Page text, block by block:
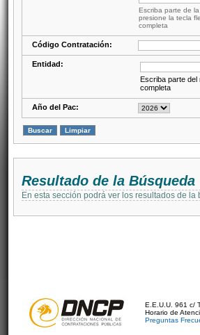
Escriba parte de
presione la tecla
completa
Código Contratación:
Entidad:
Escriba parte del
completa
Año del Pac:
Resultado de la Búsqueda
En esta sección podrá ver los resultados de la
E.E.U.U. 961 c/
Horario de
Preguntas